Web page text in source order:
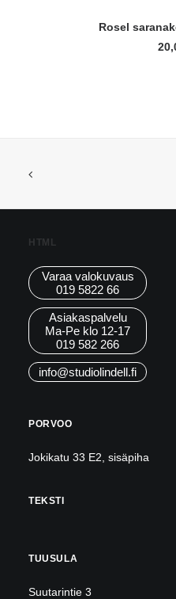
LISÄÄ
Rosel
HTML
Varaa valokuvaus
019 5822 66
Asiakaspalvelu
Ma-Pe klo 12-17
019 582 266
info@studiolindell.fi
PORVOO
Jokikatu 33 E2, sisäpiha
TEKSTI
TUUSULA
Suutarintie 3